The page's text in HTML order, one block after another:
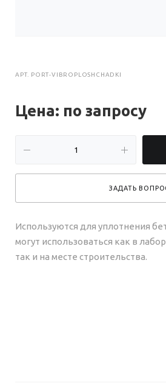
АРТ. PORT-VIBROPLOSHCHADKI
Цена: по запросу
ЗАДАТЬ
Используются для уплотнения
могут использоваться как в
так и на месте строительства.